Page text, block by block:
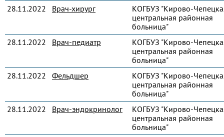
28.11.2022
Врач-хирург
КОГБУЗ "Кирово-
центральная районная
больница"
28.11.2022
Врач-педиатр
КОГБУЗ "Кирово-
центральная районная
больница"
28.11.2022
Фельдшер
КОГБУЗ "Кирово-
центральная районная
больница"
28.11.2022
Врач-эндокринолог
КОГБУЗ "Кирово-
центральная районная
больница"